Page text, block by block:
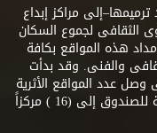
مراكز إبداع
الثقافى لجموع السكان
هذه المواقع بكافة
والفنى. وقد بدأت
حتى وصل عدد المواقع الأثرية
التى تم تحويلها إلى مراكز إبداع فنى تابعة للصندوق إلى (16 ) مركزاً